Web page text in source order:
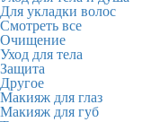
Для укладки волос
Смотреть все
Очищение
Уход для тела
Защита
Другое
Макияж для глаз
Макияж для губ